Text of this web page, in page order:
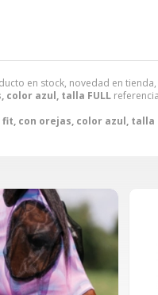
en stock, novedad en
color azul, talla FULL
fit, con orejas, color azul, talla